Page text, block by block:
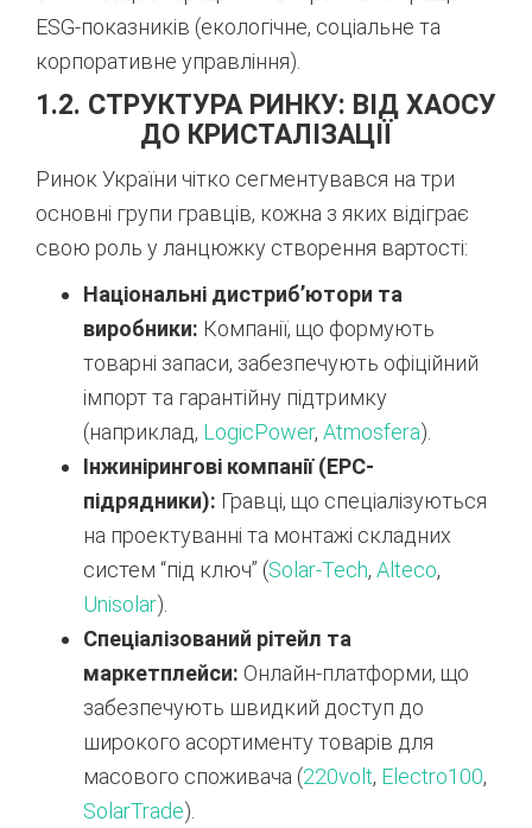
ESG-показників (екологічне, соціальне та
корпоративне управління).
1.2. СТРУКТУРА РИНКУ: ВІД ХАОСУ
ДО КРИСТАЛІЗАЦІЇ
Ринок України чітко сегментувався на три
основні групи гравців, кожна з яких відіграє
свою роль у ланцюжку створення вартості:
Національні дистриб’ютори та
виробники: Компанії, що формують
товарні запаси, забезпечують офіційний
імпорт та гарантійну підтримку
(наприклад, LogicPower, Atmosfera).
Інжинірингові компанії (EPC-
підрядники): Гравці, що спеціалізуються
на проектуванні та монтажі складних
систем “під ключ” (Solar-Tech, Alteco,
Unisolar).
Спеціалізований рітейл та
маркетплейси: Онлайн-платформи, що
забезпечують швидкий доступ до
широкого асортименту товарів для
масового споживача (220volt, Electro100,
SolarTrade).